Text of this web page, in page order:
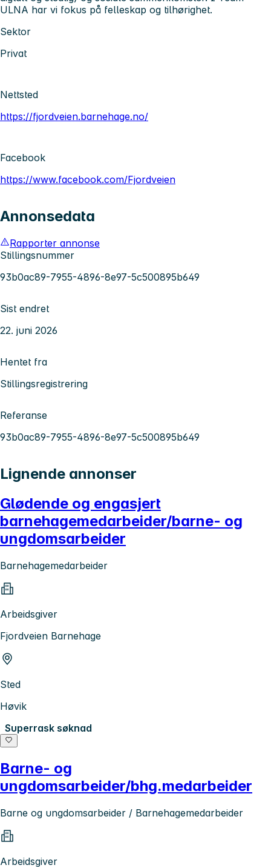
ULNA har vi fokus på felleskap og tilhørighet.
Sektor
Privat
Nettsted
https://fjordveien.barnehage.no/
Facebook
https://www.facebook.com/Fjordveien
Annonsedata
Rapporter annonse
Stillingsnummer
93b0ac89-7955-4896-8e97-5c500895b649
Sist endret
22. juni 2026
Hentet fra
Stillingsregistrering
Referanse
93b0ac89-7955-4896-8e97-5c500895b649
Lignende annonser
Glødende og engasjert
barnehagemedarbeider/barne- og
ungdomsarbeider
Barnehagemedarbeider
Arbeidsgiver
Fjordveien Barnehage
Sted
Høvik
Superrask søknad
Barne- og
ungdomsarbeider/bhg.medarbeider
Barne og ungdomsarbeider / Barnehagemedarbeider
Arbeidsgiver